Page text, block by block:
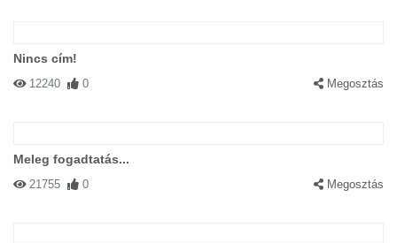
Nincs cím!
12240 0 Megosztás
Meleg fogadtatás...
21755 0 Megosztás